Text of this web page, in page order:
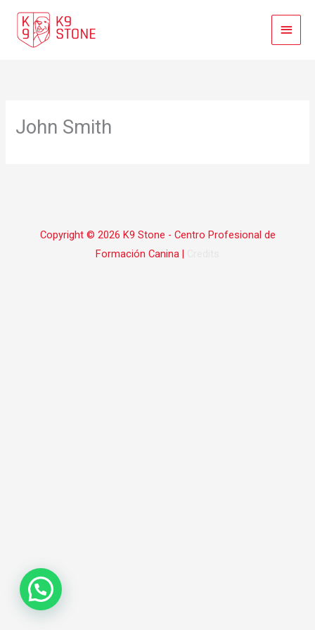
contenido
Menú
John Smith
Copyright © 2026 K9 Stone - Centro Profesional de
Formación Canina |